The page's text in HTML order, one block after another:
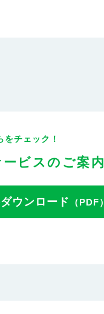
チェック！
ービスのご案内
ウンロード （PDF）